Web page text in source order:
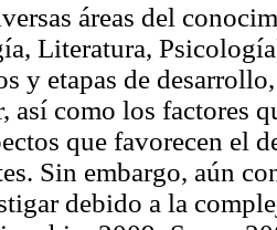
áreas del
Literatura,
y etapas de
así como los factores
que favorecen el
Sin embargo, aún
debido a la